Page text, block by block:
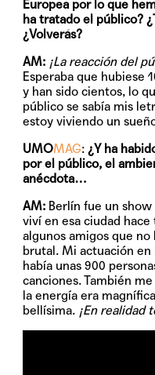
Europea por lo que
ha tratado el público?
¿Volverás?
AM: ¡La reacción del
Esperaba que hubiese
y han sido cientos, lo
público se sabía mis
estoy viviendo un
UMOMAG: ¿Y ha
por el público, el
anécdota…
AM: Berlín fue un
viví en esa ciudad
algunos amigos que
brutal. Mi actuación
había unas 900
canciones. También
la energía era
bellísima. ¡En realidad